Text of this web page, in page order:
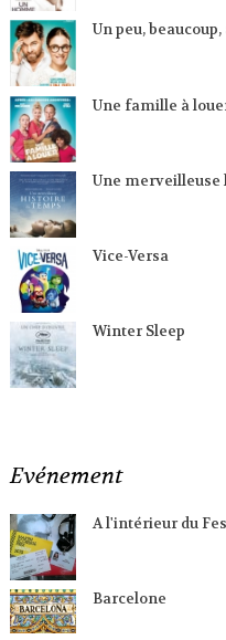
Un peu,
Une famille à
Une merveilleuse
Vice-Versa
Winter Sleep
Evénement
A l'intérieur du
Barcelone